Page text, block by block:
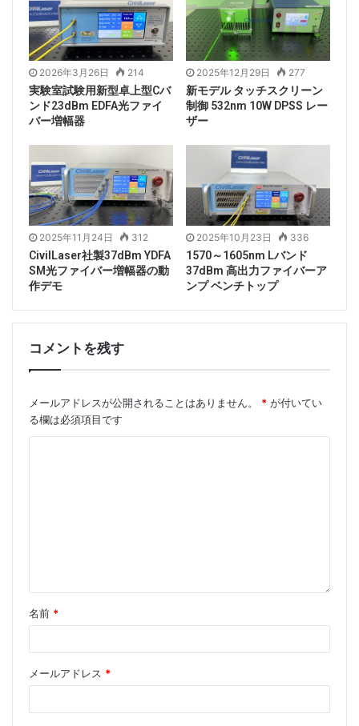
2026年3月26日 214
実験室試験用新型卓上型Cバ
ンド23dBm EDFA光ファイ
バー増幅器
2025年12月29日 277
新モデル タッチスクリーン
制御 532nm 10W DPSS レー
ザー
2025年11月24日 312
CivilLaser社製37dBm YDFA
SM光ファイバー増幅器の動
作デモ
2025年10月23日 336
1570～1605nm Lバンド
37dBm 高出力ファイバーア
ンプ ベンチトップ
コメントを残す
メールアドレスが公開されることはありません。 * が付いてい
る欄は必須項目です
名前 *
メールアドレス *